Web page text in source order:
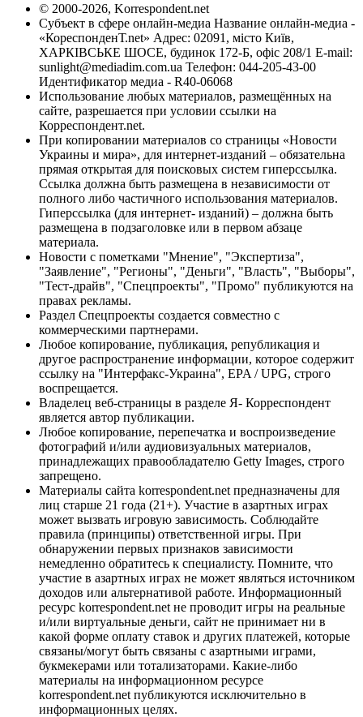
© 2000-2026, Korrespondent.net
Субъект в сфере онлайн-медиа Название онлайн-медиа -
«КореспонденТ.net» Адрес: 02091, місто Київ,
ХАРКІВСЬКЕ ШОСЕ, будинок 172-Б, офіс 208/1 E-mail:
sunlight@mediadim.com.ua Телефон: 044-205-43-00
Идентификатор медиа - R40-06068
Использование любых материалов, размещённых на
сайте, разрешается при условии ссылки на
Корреспондент.net.
При копировании материалов со страницы «Новости
Украины и мира», для интернет-изданий – обязательна
прямая открытая для поисковых систем гиперссылка.
Ссылка должна быть размещена в независимости от
полного либо частичного использования материалов.
Гиперссылка (для интернет- изданий) – должна быть
размещена в подзаголовке или в первом абзаце
материала.
Новости с пометками "Мнение", "Экспертиза",
"Заявление", "Регионы", "Деньги", "Власть", "Выборы",
"Тест-драйв", "Спецпроекты", "Промо" публикуются на
правах рекламы.
Раздел Спецпроекты создается совместно с
коммерческими партнерами.
Любое копирование, публикация, републикация и
другое распространение информации, которое содержит
ссылку на "Интерфакс-Украина", EPA / UPG, строго
воспрещается.
Владелец веб-страницы в разделе Я- Корреспондент
является автор публикации.
Любое копирование, перепечатка и воспроизведение
фотографий и/или аудиовизуальных материалов,
принадлежащих правообладателю Getty Images, строго
запрещено.
Материалы сайта korrespondent.net предназначены для
лиц старше 21 года (21+). Участие в азартных играх
может вызвать игровую зависимость. Соблюдайте
правила (принципы) ответственной игры. При
обнаружении первых признаков зависимости
немедленно обратитесь к специалисту. Помните, что
участие в азартных играх не может являться источником
доходов или альтернативой работе. Информационный
ресурс korrespondent.net не проводит игры на реальные
и/или виртуальные деньги, сайт не принимает ни в
какой форме оплату ставок и других платежей, которые
связаны/могут быть связаны с азартными играми,
букмекерами или тотализаторами. Какие-либо
материалы на информационном ресурсе
korrespondent.net публикуются исключительно в
информационных целях.